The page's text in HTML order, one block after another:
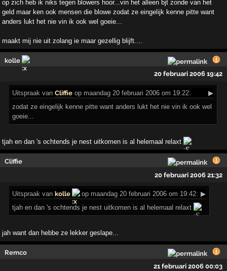
op zich heb ik niks tegen blowers hoor...vin het alleen bjt zonde van het
geld maar ken ook mensen die blowe zodat ze eingelijk kenne pitte want
anders lukt het nie vin ik ook wel goeie...
maakt mij nie uit zolang ie maar gezellig blijft....
kolle
20 februari 2006 19:42
Uitspraak vanCliffie op maandag 20 februari 2006 om 19:22:
▶
zodat ze eingelijk kenne pitte want anders lukt het nie vin ik ook wel
goeie...
tjah en dan 's ochtends je nest uitkomen is al helemaal relaxt
Cliffie
20 februari 2006 21:32
Uitspraak vankolle op maandag 20 februari 2006 om 19:42: ▶
tjah en dan 's ochtends je nest uitkomen is al helemaal relaxt
jah want dan hebbe ze lekker geslape...
Remco
21 februari 2006 00:03